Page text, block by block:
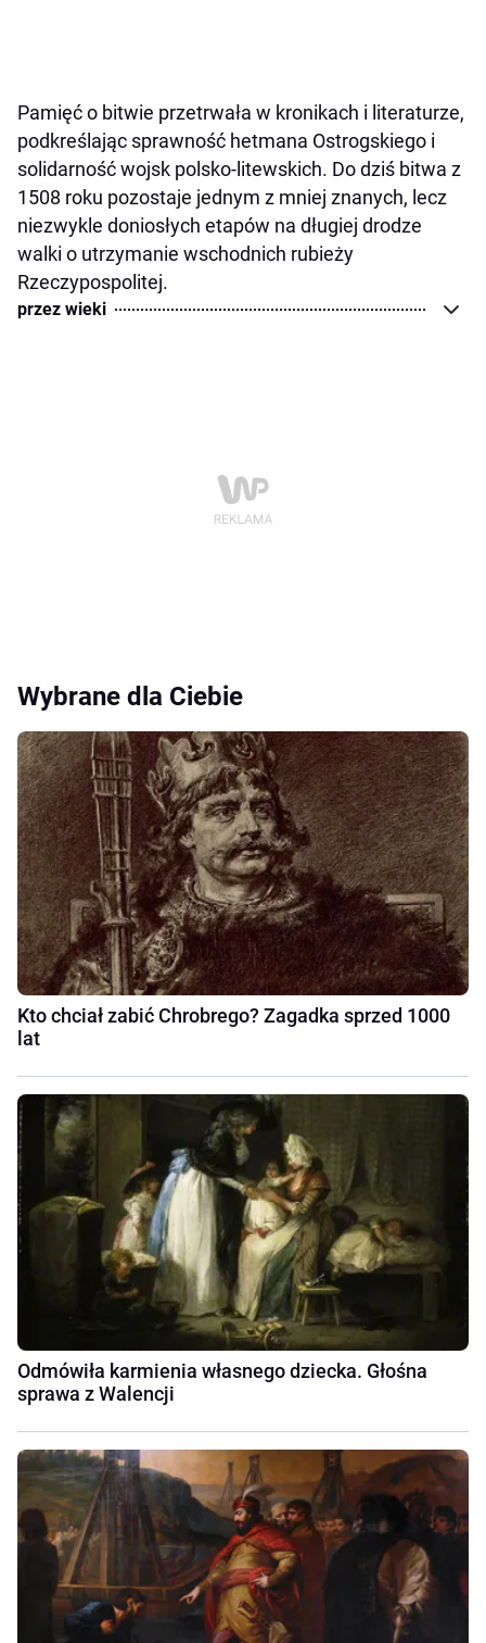
Pamięć o bitwie przetrwała w kronikach i literaturze,
podkreślając sprawność hetmana Ostrogskiego i
solidarność wojsk polsko-litewskich. Do dziś bitwa z
1508 roku pozostaje jednym z mniej znanych, lecz
niezwykle doniosłych etapów na długiej drodze
walki o utrzymanie wschodnich rubieży
Rzeczypospolitej.
przez wieki
Wybrane dla Ciebie
Kto chciał zabić Chrobrego? Zagadka sprzed 1000
lat
Odmówiła karmienia własnego dziecka. Głośna
sprawa z Walencji